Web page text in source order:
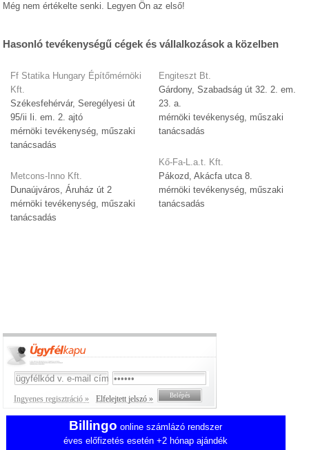
Még nem értékelte senki. Legyen Ön az első!
Hasonló tevékenységű cégek és vállalkozások a közelben
Ff Statika Hungary Építőmérnöki
Kft.
Székesfehérvár, Seregélyesi út
95/ii Ii. em. 2. ajtó
mérnöki tevékenység, műszaki
tanácsadás
Metcons-Inno Kft.
Dunaújváros, Áruház út 2
mérnöki tevékenység, műszaki
tanácsadás
Engiteszt Bt.
Gárdony, Szabadság út 32. 2. em.
23. a.
mérnöki tevékenység, műszaki
tanácsadás
Kő-Fa-L.a.t. Kft.
Pákozd, Akácfa utca 8.
mérnöki tevékenység, műszaki
tanácsadás
Ingyenes regisztráció » Elfelejtett jelszó »
Billingo online számlázó rendszer
éves előfizetés esetén +2 hónap ajándék